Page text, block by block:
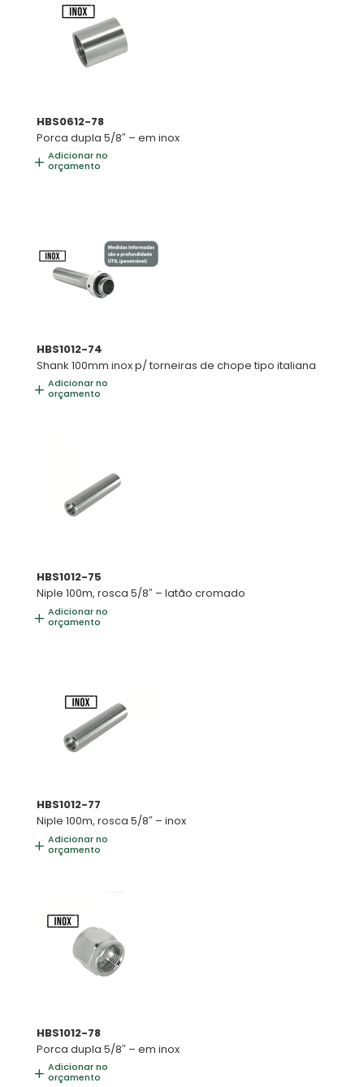
HBS0612-78
Porca dupla 5/8″ – em inox
Adicionar no
orçamento
HBS1012-74
Shank 100mm inox p/ torneiras de chope tipo italiana
Adicionar no
orçamento
HBS1012-75
Niple 100m, rosca 5/8″ – latão cromado
Adicionar no
orçamento
HBS1012-77
Niple 100m, rosca 5/8″ – inox
Adicionar no
orçamento
HBS1012-78
Porca dupla 5/8″ – em inox
Adicionar no
orçamento